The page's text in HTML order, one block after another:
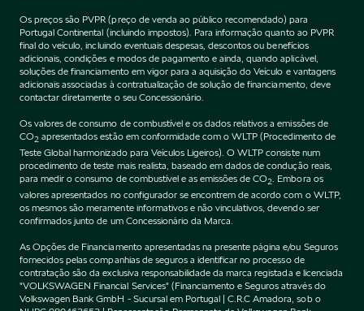
Os preços são PVPR (preço de venda ao público recomendado) para
Portugal Continental (incluindo impostos). Para informação quanto ao PVPR
final do veículo, incluindo eventuais despesas, descontos ou benefícios
adicionais, condições e modos de pagamento e ainda, quando aplicável,
soluções de financiamento em vigor para a aquisição do Veículo e vantagens
adicionais associadas à contratualização de solução de financiamento, deve
contactar diretamente o seu Concessionário.
Os valores de consumo de combustível e os dados relativos a emissões de
CO2 apresentados estão em conformidade com o WLTP (Procedimento de
Teste Global harmonizado para Veículos Ligeiros). O WLTP consiste num
procedimento de teste mais realista, baseado em dados de condução reais,
para medir o consumo de combustível e as emissões de CO2 . Embora os
valores apresentados no configurador se encontrem de acordo com o WLTP,
os mesmos são meramente informativos e não vinculativos, devendo ser
confirmados junto de um Concessionário da Marca.
As Opções de Financiamento apresentadas na presente página e/ou Seguros
fornecidos pelas companhias de seguros a identificar no processo de
contratação são da exclusiva responsabilidade da marca registada e licenciada
"VOLKSWAGEN Financial Services" (Financiamento e Seguros através do
Volkswagen Bank GmbH - Sucursal em Portugal | C.R.C Amadora, sob o